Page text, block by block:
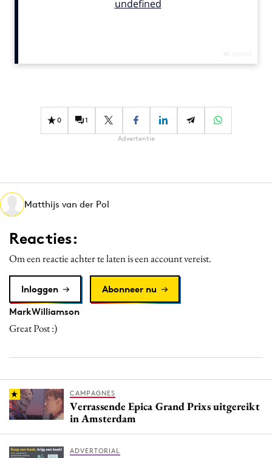
Design
Effectiviteit
Gedragsverandering
Martech
Media
PR
Programmatic
Purpose Marketing
Reputatie & crisis
0 1
Advertentie
Matthijs van der Pol
Reacties:
Om een reactie achter te laten is een account vereist.
Inloggen
Abonneer nu
MarkWilliamson
Great Post :)
CAMPAGNES
Verrassende Epica Grand Prixs uitgereikt
in Amsterdam
ADVERTORIAL